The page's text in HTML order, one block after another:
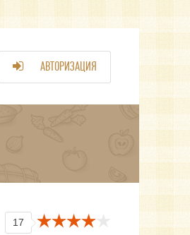
АВТОРИЗАЦИЯ
17